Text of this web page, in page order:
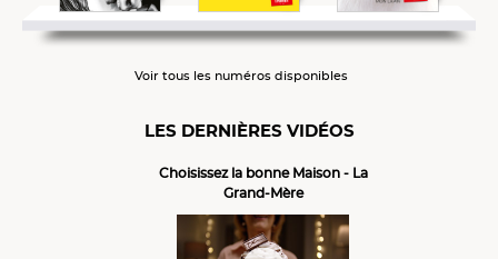
Voir tous les numéros disponibles
LES DERNIÈRES VIDÉOS
Choisissez la bonne Maison - La
Grand-Mère